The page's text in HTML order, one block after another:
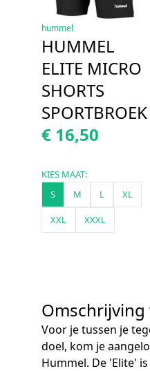
hummel
HUMMEL
ELITE MICRO
SHORTS
SPORTBROEK
€ 16,50
KIES MAAT:
S
M L XL
XXL XXXL
Voor je tussen je
doel, kom je
Hummel. De 'Elite'